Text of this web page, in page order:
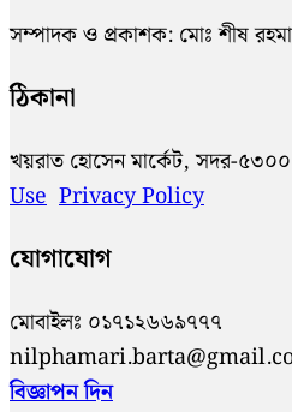
সম্পাদক ও প্রকাশক: মোঃ শীষ
ঠিকানা
খয়রাত হোসেন মার্কেট, সদর-
Use Privacy Policy
যোগাযোগ
মোবাইলঃ
বিজ্ঞাপন দিন